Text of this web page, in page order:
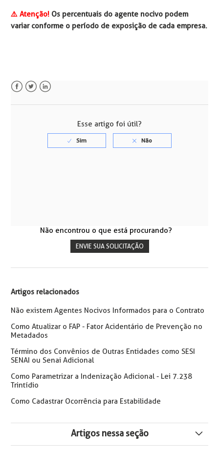
⚠️ Atenção! Os percentuais do agente nocivo podem
variar conforme o período de exposição de cada empresa.
Esse artigo foi útil?
Não encontrou o que está procurando?
ENVIE SUA SOLICITAÇÃO
Artigos relacionados
Não existem Agentes Nocivos Informados para o Contrato
Como Atualizar o FAP - Fator Acidentário de Prevenção no
Metadados
Término dos Convênios de Outras Entidades como SESI
SENAI ou Senai Adicional
Como Parametrizar a Indenização Adicional - Lei 7.238
Trintídio
Como Cadastrar Ocorrência para Estabilidade
Artigos nessa seção